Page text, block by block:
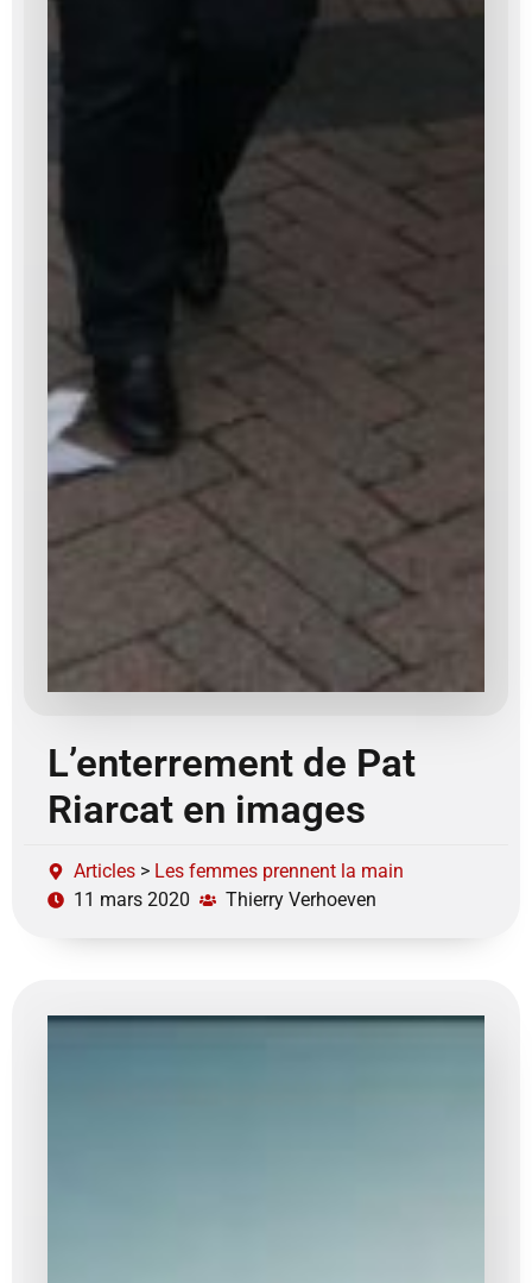
L’enterrement de Pat
Riarcat en images
Articles > Les femmes prennent la main
11 mars 2020
Thierry Verhoeven